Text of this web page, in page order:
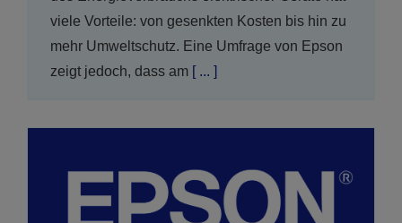
viele Vorteile: von gesenkten Kosten bis hin zu
mehr Umweltschutz. Eine Umfrage von Epson
zeigt jedoch, dass am[ ... ]